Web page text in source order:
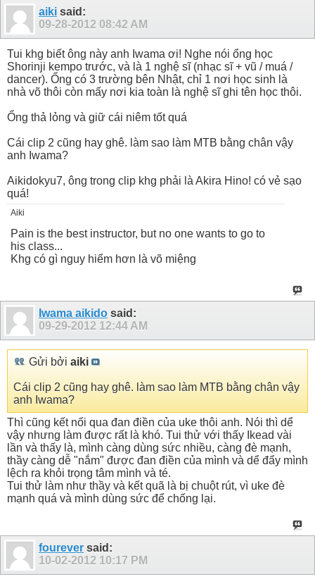
aiki said:
09-28-2012 08:42 AM
Tui khg biết ông này anh Iwama ơi! Nghe nói ổng học
Shorinji kempo trước, và là 1 nghệ sĩ (nhạc sĩ + vũ / muá /
dancer). Ổng có 3 trường bên Nhật, chỉ 1 nơi học sinh là
nhà võ thôi còn mấy nơi kia toàn là nghệ sĩ ghi tên học thôi.
Ổng thả lỏng và giữ cái niêm tốt quá
Cái clip 2 cũng hay ghê. làm sao làm MTB bằng chân vậy
anh Iwama?
Aikidokyu7, ông trong clip khg phải là Akira Hino! có vẻ sạo
quá!
Aiki
Pain is the best instructor, but no one wants to go to
his class...
Khg có gì nguy hiểm hơn là võ miệng
Iwama aikido said:
09-29-2012 12:44 AM
Gửi bởi aiki
Cái clip 2 cũng hay ghê. làm sao làm MTB bằng chân vậy
anh Iwama?
Thì cũng kết nối qua đan điền của uke thôi anh. Nói thì dể
vậy nhưng làm được rất là khó. Tui thử với thấy Ikead vài
lần và thấy là, mình càng dùng sức nhiều, càng đè mạnh,
thầy càng dễ "nắm" được đan điền của mình và dể đẩy mình
lệch ra khỏi trọng tâm mình và té.
Tui thử làm như thầy và kết quã là bị chuột rút, vì uke đè
mạnh quá và mình dùng sức để chống lại.
fourever said:
10-02-2012 10:17 PM